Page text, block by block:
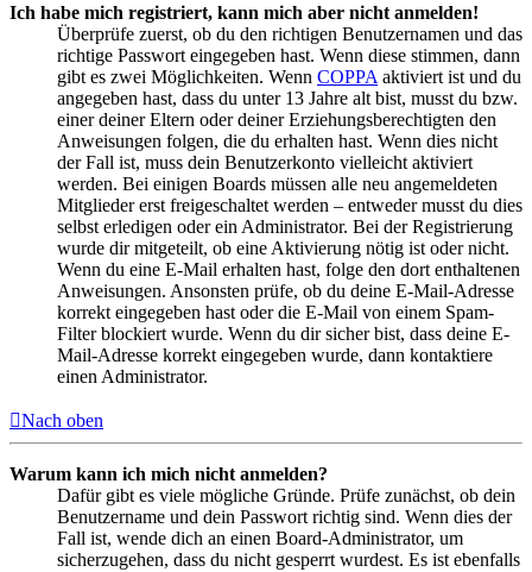
Ich habe mich registriert, kann mich aber nicht anmelden!
Überprüfe zuerst, ob du den richtigen Benutzernamen und das
richtige Passwort eingegeben hast. Wenn diese stimmen, dann
gibt es zwei Möglichkeiten. Wenn COPPA aktiviert ist und du
angegeben hast, dass du unter 13 Jahre alt bist, musst du bzw.
einer deiner Eltern oder deiner Erziehungsberechtigten den
Anweisungen folgen, die du erhalten hast. Wenn dies nicht
der Fall ist, muss dein Benutzerkonto vielleicht aktiviert
werden. Bei einigen Boards müssen alle neu angemeldeten
Mitglieder erst freigeschaltet werden – entweder musst du dies
selbst erledigen oder ein Administrator. Bei der Registrierung
wurde dir mitgeteilt, ob eine Aktivierung nötig ist oder nicht.
Wenn du eine E-Mail erhalten hast, folge den dort enthaltenen
Anweisungen. Ansonsten prüfe, ob du deine E-Mail-Adresse
korrekt eingegeben hast oder die E-Mail von einem Spam-
Filter blockiert wurde. Wenn du dir sicher bist, dass deine E-
Mail-Adresse korrekt eingegeben wurde, dann kontaktiere
einen Administrator.
Nach oben
Warum kann ich mich nicht anmelden?
Dafür gibt es viele mögliche Gründe. Prüfe zunächst, ob dein
Benutzername und dein Passwort richtig sind. Wenn dies der
Fall ist, wende dich an einen Board-Administrator, um
sicherzugehen, dass du nicht gesperrt wurdest. Es ist ebenfalls